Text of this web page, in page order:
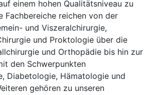
einem hohen Qualitätsniveau zu
Fachbereiche reichen von der
und Viszeralchirurgie,
und Proktologie über die
und Orthopädie bis hin zur
den Schwerpunkten
Diabetologie, Hämatologie und
gehören zu unseren